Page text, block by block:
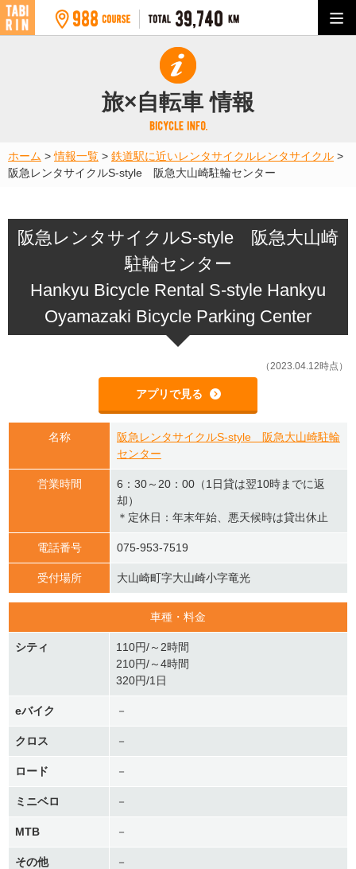
旅×自転車 情報
ホーム >情報一覧 > 鉄道駅に近いレンタサイクルレンタサイクル >
阪急レンタサイクルS-style 阪急大山崎駐輪センター
阪急レンタサイクルS-style 阪急大山崎
駐輪センター
Hankyu Bicycle Rental S-style Hankyu
Oyamazaki Bicycle Parking Center
（2023.04.12時点）
アプリで見る
名称
阪急レンタサイクルS-style 阪急大山崎駐輪
センター
営業時間
6：30～20：00（1日貸は翌10時までに返
却）
＊定休日：年末年始、悪天候時は貸出休止
電話番号 075-953-7519
受付場所 大山崎町字大山崎小字竜光
車種・料金
シティ
110円/～2時間
210円/～4時間
320円/1日
eバイク －
クロス －
ロード －
ミニベロ －
MTB －
その他 －